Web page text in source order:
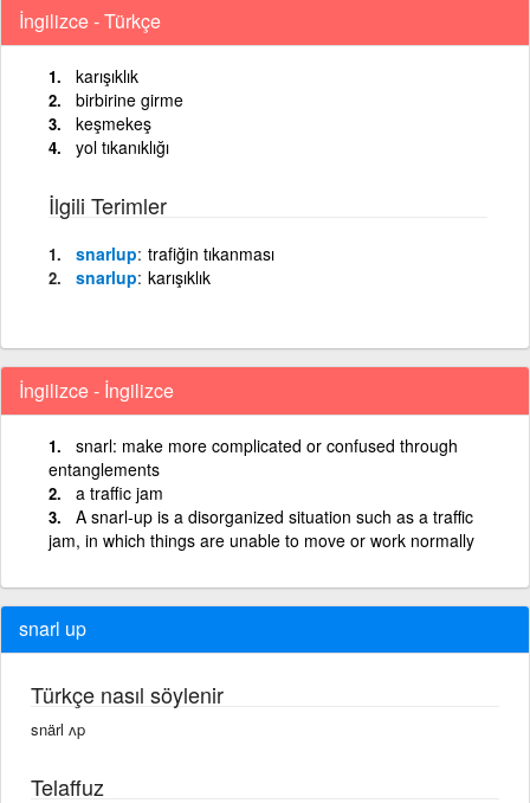
İngilizce - Türkçe
karışıklık
birbirine girme
keşmekeş
yol tıkanıklığı
İlgili Terimler
snarlup trafiğin tıkanması
snarlup karışıklık
İngilizce - İngilizce
snarl: make more complicated or confused through
entanglements
a traffic jam
A snarl-up is a disorganized situation such as a traffic
jam, in which things are unable to move or work normally
snarl up
Türkçe nasıl söylenir
snärl ʌp
Telaffuz